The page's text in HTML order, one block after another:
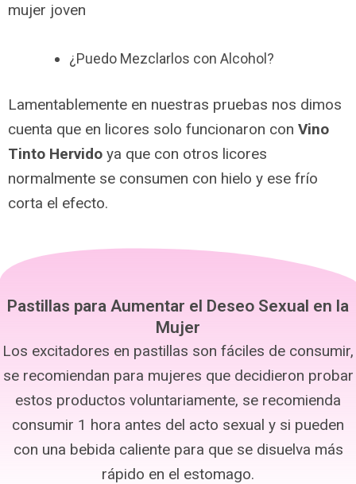
mujer joven
¿Puedo Mezclarlos con Alcohol?
Lamentablemente en nuestras pruebas nos dimos
cuenta que en licores solo funcionaron con Vino
Tinto Hervido ya que con otros licores
normalmente se consumen con hielo y ese frío
corta el efecto.
Pastillas para Aumentar el Deseo Sexual en la
Mujer
Los excitadores en pastillas son fáciles de consumir,
se recomiendan para mujeres que decidieron probar
estos productos voluntariamente, se recomienda
consumir 1 hora antes del acto sexual y si pueden
con una bebida caliente para que se disuelva más
rápido en el estomago.